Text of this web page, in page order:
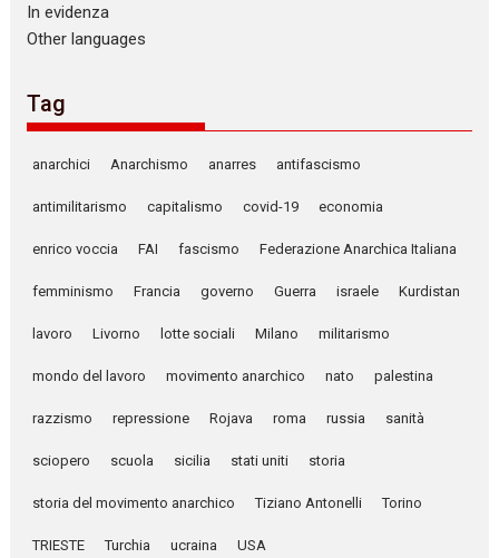
In evidenza
Other languages
Tag
anarchici Anarchismo anarres antifascismo
antimilitarismo capitalismo covid-19 economia
enrico voccia FAI fascismo Federazione Anarchica Italiana
femminismo Francia governo Guerra israele Kurdistan
lavoro Livorno lotte sociali Milano militarismo
mondo del lavoro movimento anarchico nato palestina
razzismo repressione Rojava roma russia sanità
sciopero scuola sicilia stati uniti storia
storia del movimento anarchico Tiziano Antonelli Torino
TRIESTE Turchia ucraina USA